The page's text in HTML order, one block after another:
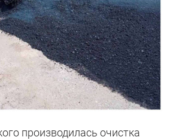
производилась очистка